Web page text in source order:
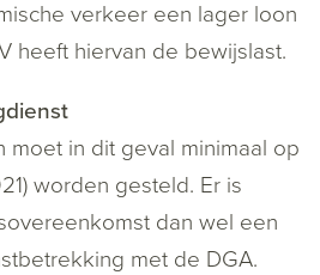
verkeer een lager loon
heeft hiervan de bewijslast.
moet in dit geval minimaal op
worden gesteld. Er is
dan wel een
met de DGA.